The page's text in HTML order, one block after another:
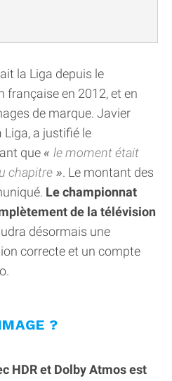
la Liga depuis le
française en 2012, et en
de marque. Javier
Liga, a justifié le
que
le moment était
chapitre
. Le montant des
Le championnat
de la télévision
désormais une
correcte et un compte
?
HDR et Dolby Atmos est